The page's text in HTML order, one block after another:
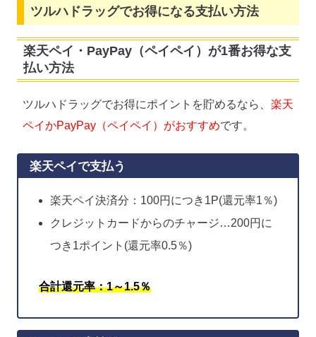
ツルハドラッグでお得になる支払い方法
楽天ペイ・PayPay（ペイペイ）が1番お得な支
払い方法
ツルハドラッグでお得にポイントを貯めるなら、 楽天
ペイかPayPay（ペイペイ）がおすすめです。
楽天ペイで支払う
楽天ペイ決済分：100円につき1P(還元率1％)
クレジットカードからのチャージ…200円に
つき1ポイント(還元率0.5％)
合計還元率：1～1.5％